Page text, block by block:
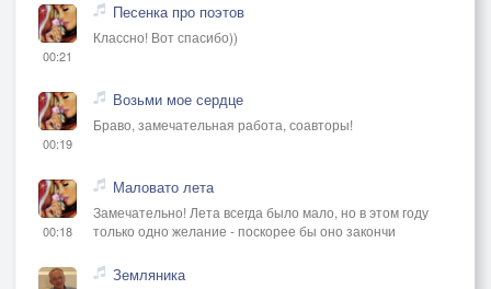
00:21
Песенка про поэтов
Классно! Вот спасибо))
00:19
Возьми мое сердце
Браво, замечательная работа, соавторы!
00:18
Маловато лета
Замечательно! Лета всегда было мало, но в этом году
только одно желание - поскорее бы оно закончи
Земляника